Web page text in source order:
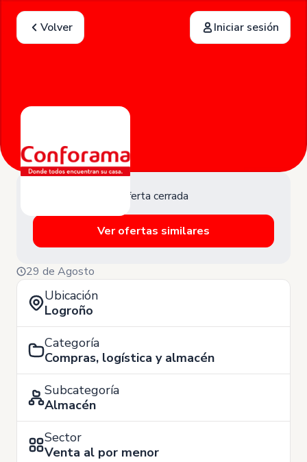
Volver Iniciar sesión
Oferta cerrada
Ver ofertas similares
29 de Agosto
Ubicación
Logroño
Categoría
Compras, logística y almacén
Subcategoría
Almacén
Sector
Venta al por menor